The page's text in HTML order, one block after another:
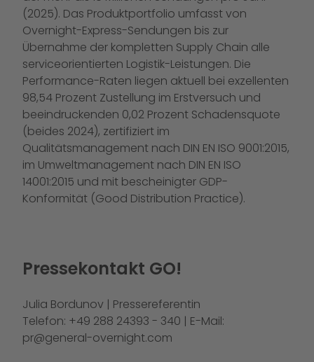
(2025). Das Produktportfolio umfasst von
Overnight-Express-Sendungen bis zur
Übernahme der kompletten Supply Chain alle
serviceorientierten Logistik-Leistungen. Die
Performance-Raten liegen aktuell bei exzellenten
98,54 Prozent Zustellung im Erstversuch und
beeindruckenden 0,02 Prozent Schadensquote
(beides 2024), zertifiziert im
Qualitätsmanagement nach DIN EN ISO 9001:2015,
im Umweltmanagement nach DIN EN ISO
14001:2015 und mit bescheinigter GDP-
Konformität (Good Distribution Practice).
Pressekontakt GO!
Julia Bordunov | Pressereferentin
Telefon: +49 288 24393 - 340 | E-Mail:
pr@general-overnight.com